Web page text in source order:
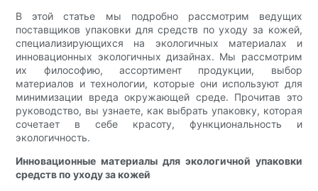
В этой статье мы подробно рассмотрим ведущих
поставщиков упаковки для средств по уходу за кожей,
специализирующихся на экологичных материалах и
инновационных экологичных дизайнах. Мы рассмотрим
их философию, ассортимент продукции, выбор
материалов и технологии, которые они используют для
минимизации вреда окружающей среде. Прочитав это
руководство, вы узнаете, как выбрать упаковку, которая
сочетает в себе красоту, функциональность и
экологичность.
Инновационные материалы для экологичной упаковки
средств по уходу за кожей